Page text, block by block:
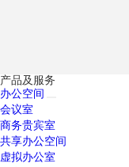
产品及服务
办公空间
会议室
商务贵宾室
共享办公空间
虚拟办公室